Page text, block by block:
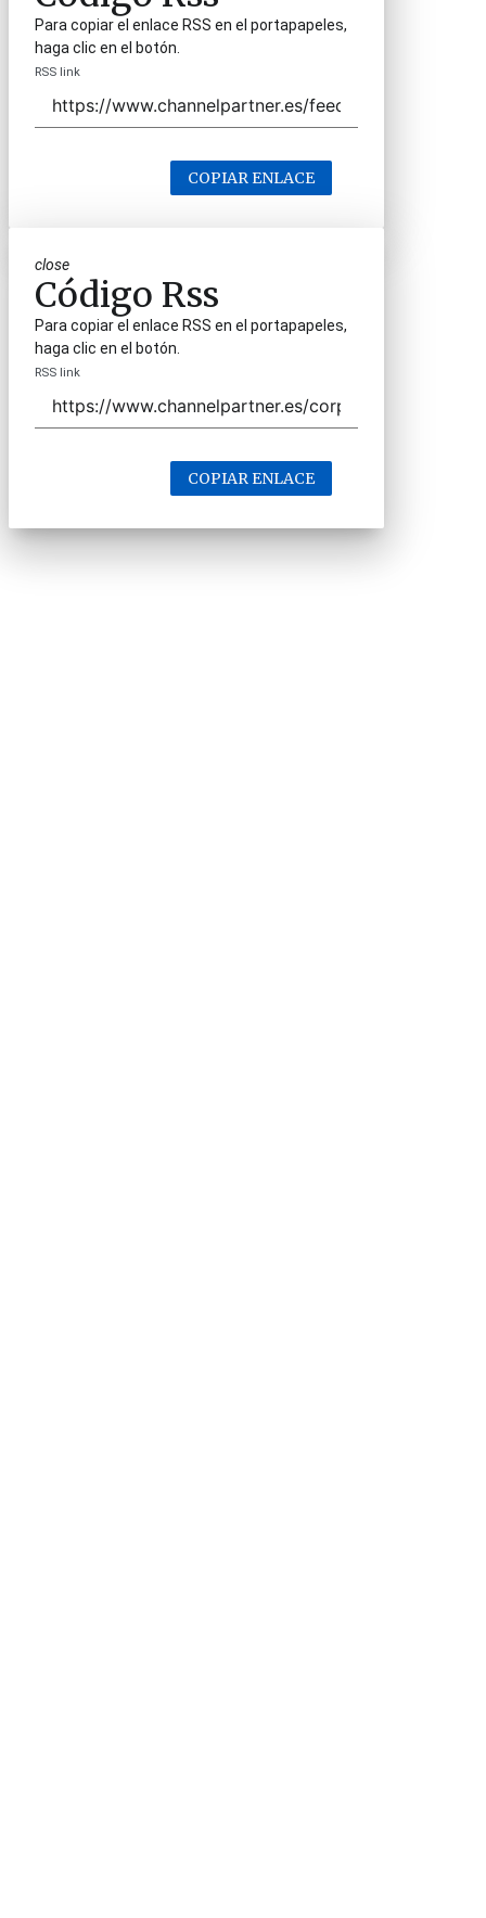
Para copiar el enlace RSS en el portapapeles,
haga clic en el botón.
RSS link
COPIAR ENLACE
close
Código Rss
Para copiar el enlace RSS en el portapapeles,
haga clic en el botón.
RSS link
COPIAR ENLACE